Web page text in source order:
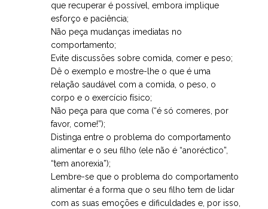
que recuperar é possível, embora implique
esforço e paciência;
Não peça mudanças imediatas no
comportamento;
Evite discussões sobre comida, comer e peso;
Dê o exemplo e mostre-lhe o que é uma
relação saudável com a comida, o peso, o
corpo e o exercício físico;
Não peça para que coma (“é só comeres, por
favor, come!”);
Distinga entre o problema do comportamento
alimentar e o seu filho (ele não é “anoréctico”,
“tem anorexia”);
Lembre-se que o problema do comportamento
alimentar é a forma que o seu filho tem de lidar
com as suas emoções e dificuldades e, por isso,